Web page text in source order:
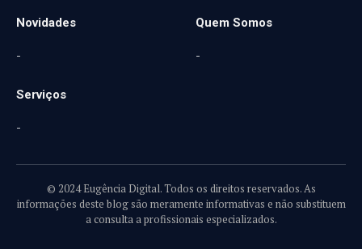
Novidades
-
Quem Somos
-
Serviços
-
© 2024 Eugência Digital. Todos os direitos reservados. As
informações deste blog são meramente informativas e não substituem
a consulta a profissionais especializados.